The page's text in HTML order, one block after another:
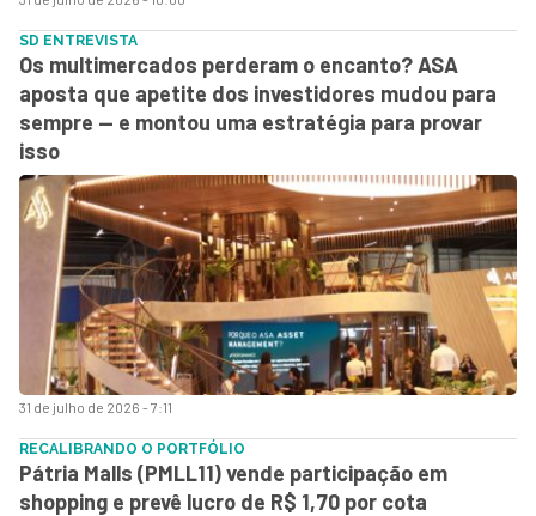
31 de julho de 2026 - 7:11
SD ENTREVISTA
Os multimercados perderam o encanto? ASA
aposta que apetite dos investidores mudou para
sempre — e montou uma estratégia para provar
isso
RECALIBRANDO O PORTFÓLIO
Pátria Malls (PMLL11) vende participação em
shopping e prevê lucro de R$ 1,70 por cota